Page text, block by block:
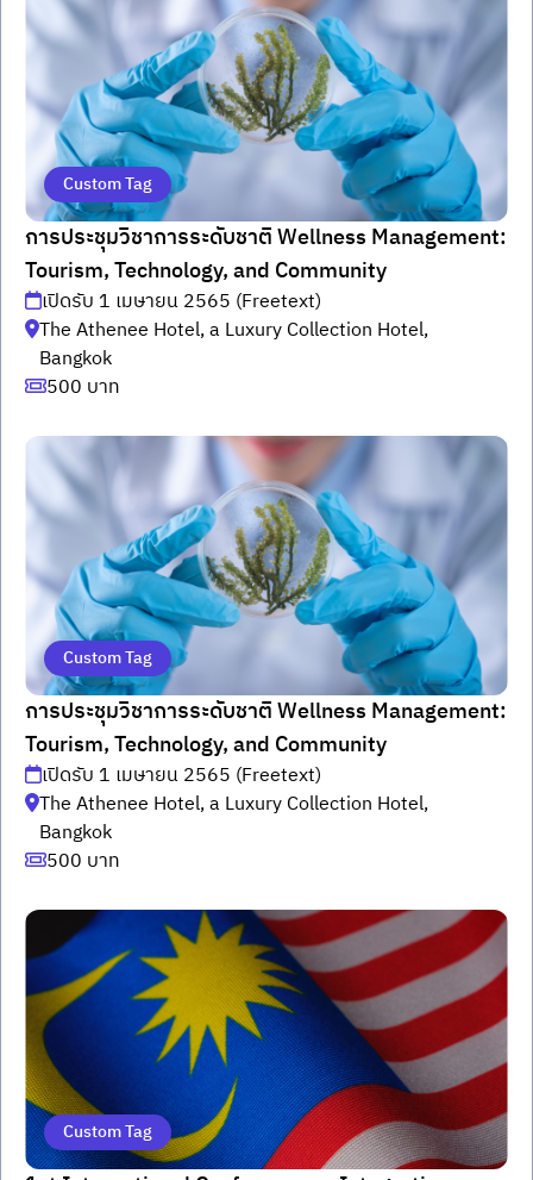
Custom Tag
การประชุมวิชาการระดับชาติ Wellness Management:
Tourism, Technology, and Community
เปิดรับ 1 เมษายน 2565 (Freetext)
The Athenee Hotel, a Luxury Collection Hotel,
Bangkok
500 บาท
Custom Tag
การประชุมวิชาการระดับชาติ Wellness Management:
Tourism, Technology, and Community
เปิดรับ 1 เมษายน 2565 (Freetext)
The Athenee Hotel, a Luxury Collection Hotel,
Bangkok
500 บาท
Custom Tag